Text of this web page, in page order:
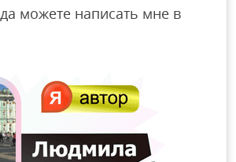
можете написать мне в